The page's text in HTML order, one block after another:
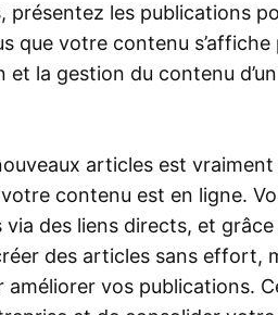
présentez les publications
que votre contenu
et la gestion du contenu
articles est
contenu est en ligne.
via des liens directs, et
des articles sans effort,
améliorer vos publications.